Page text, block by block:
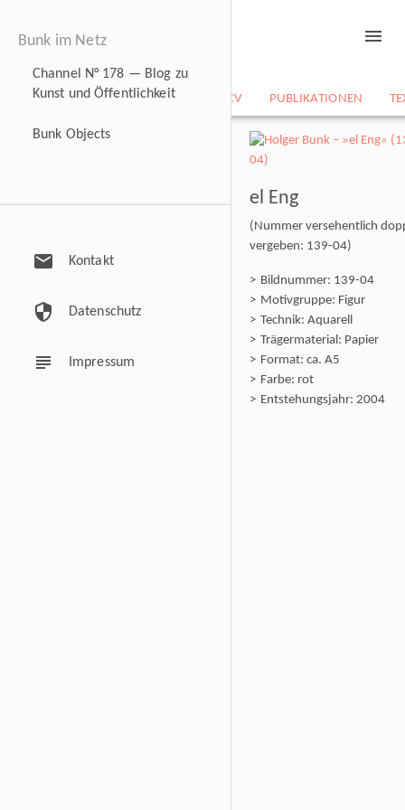
NEWS BILDARCHIV CV PUBLIKATIONEN
menu
Bunk im Netz
Channel N° 178 — Blog zu
Kunst und Öffentlichkeit
Bunk Objects
mail Kontakt
security Datenschutz
subject Impressum
el Eng
(Nummer versehentlich
vergeben: 139-04)
Bildnummer: 139-04
Motivgruppe: Figur
Technik: Aquarell
Trägermaterial: Papier
Format: ca. A5
Farbe: rot
Entstehungsjahr: 2004